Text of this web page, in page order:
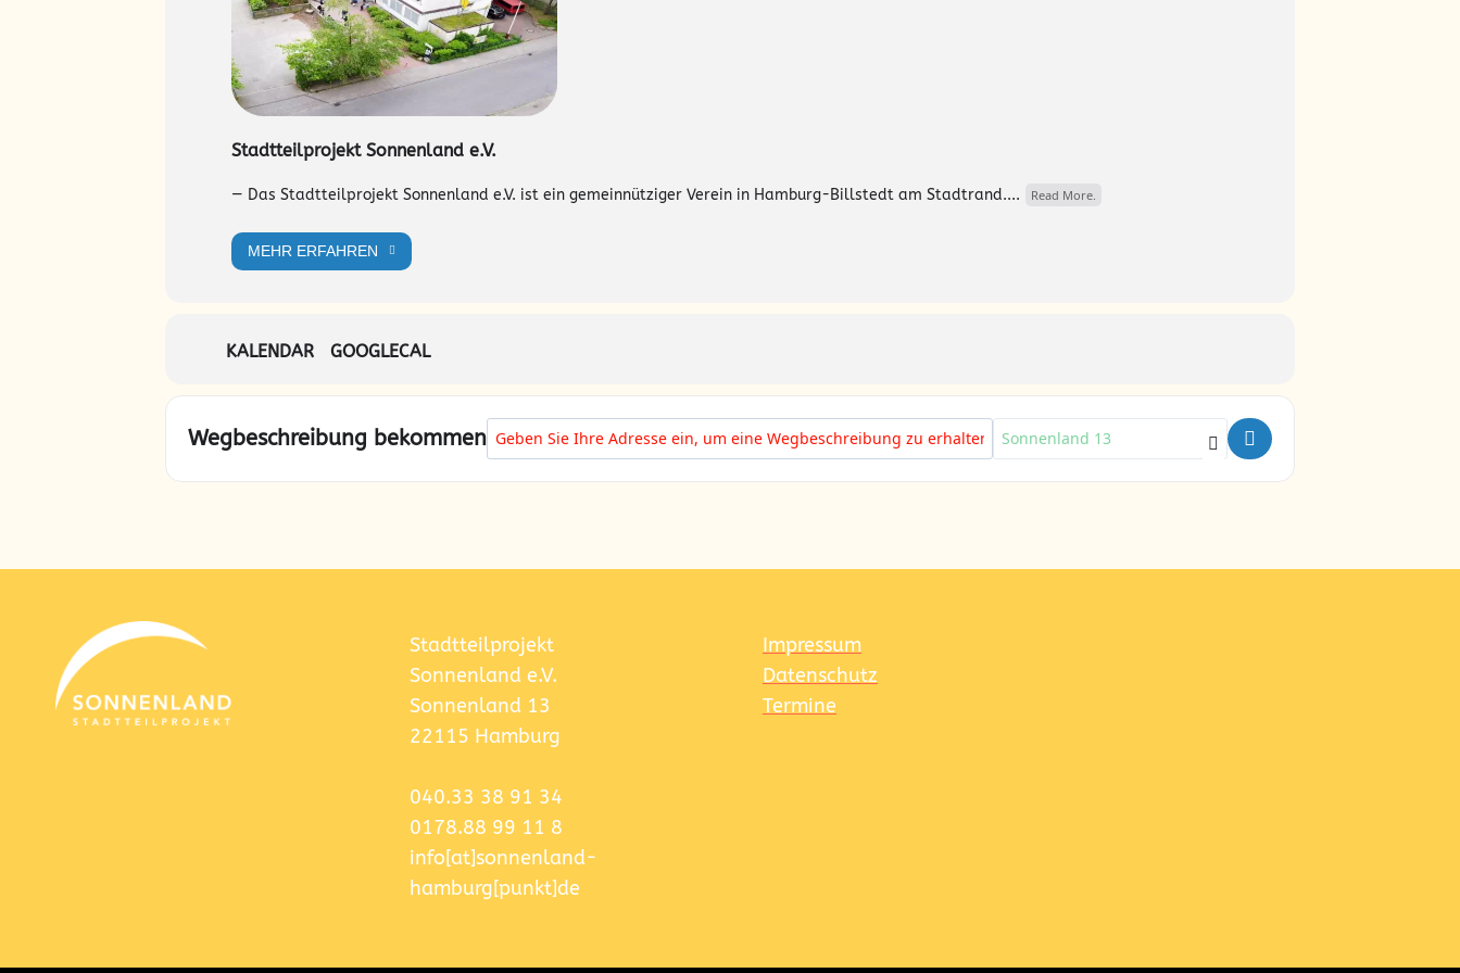
Stadtteilprojekt Sonnenland e.V.
— Das Stadtteilprojekt Sonnenland e.V. ist ein gemeinnütziger Verein in Hamburg-Billstedt am Stadtrand.... Read More.
MEHR ERFAHREN
KALENDAR GOOGLECAL
Wegbeschreibung bekommen Address - Herbstferien 2023 Programmübersicht [zyQWegtbZ] Destination Address - Herbstferien 2023 Programmübersicht
Stadtteilprojekt
Sonnenland e.V.
Sonnenland 13
22115 Hamburg
040.33 38 91 34
0178.88 99 11 8
info[at]sonnenland-
hamburg[punkt]de
Impressum
Datenschutz
Termine